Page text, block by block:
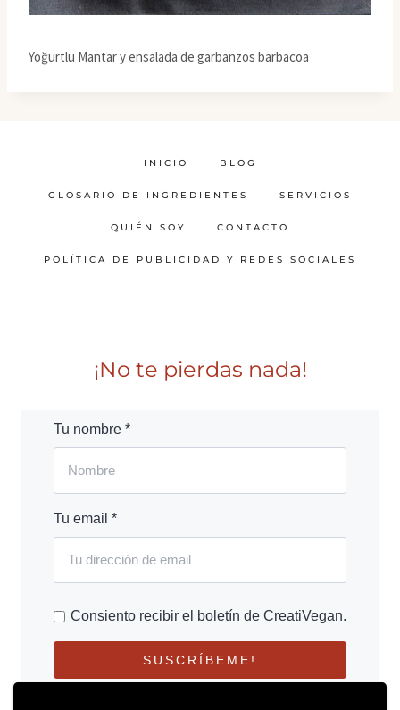
Yoğurtlu Mantar y ensalada de garbanzos barbacoa
INICIO BLOG
GLOSARIO DE INGREDIENTES SERVICIOS
QUIÉN SOY CONTACTO
POLÍTICA DE PUBLICIDAD Y REDES SOCIALES
¡No te pierdas nada!
Tu nombre *
Tu email *
Consiento recibir el boletín de CreatiVegan.
SUSCRÍBEME!